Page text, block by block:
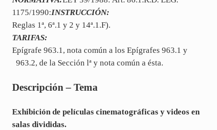
1175/1990:INSTRUCCIÓN:
Reglas 1ª, 6ª.1 y 2 y 14ª.1.F).
TARIFAS:
Epígrafe 963.1, nota común a los Epígrafes 963.1 y
963.2, de la Sección lª y nota común a ésta.
Descripción – Tema
Exhibición de películas cinematográficas y videos en
salas divididas.